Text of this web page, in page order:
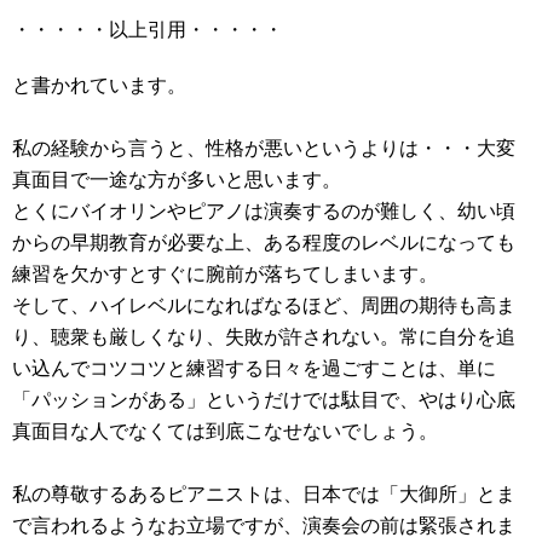
・・・・・以上引用・・・・・
と書かれています。
私の経験から言うと、性格が悪いというよりは・・・大変
真面目で一途な方が多いと思います。
とくにバイオリンやピアノは演奏するのが難しく、幼い頃
からの早期教育が必要な上、ある程度のレベルになっても
練習を欠かすとすぐに腕前が落ちてしまいます。
そして、ハイレベルになればなるほど、周囲の期待も高ま
り、聴衆も厳しくなり、失敗が許されない。常に自分を追
い込んでコツコツと練習する日々を過ごすことは、単に
「パッションがある」というだけでは駄目で、やはり心底
真面目な人でなくては到底こなせないでしょう。
私の尊敬するあるピアニストは、日本では「大御所」とま
で言われるようなお立場ですが、演奏会の前は緊張されま